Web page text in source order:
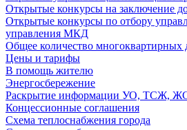
Открытые конкурсы на заключение
Открытые конкурсы по отбору
управления МКД
Общее количество многоквартирных
Цены и тарифы
В помощь жителю
Энергосбережение
Раскрытие информации УО, ТСЖ,
Концессионные соглашения
Схема теплоснабжения города